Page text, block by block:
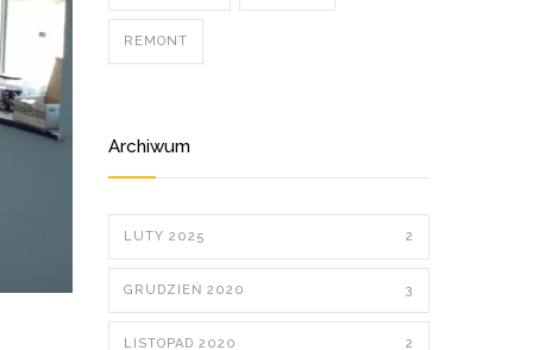
REMONT
Archiwum
LUTY 2025 2
GRUDZIEŃ 2020 3
LISTOPAD 2020 2